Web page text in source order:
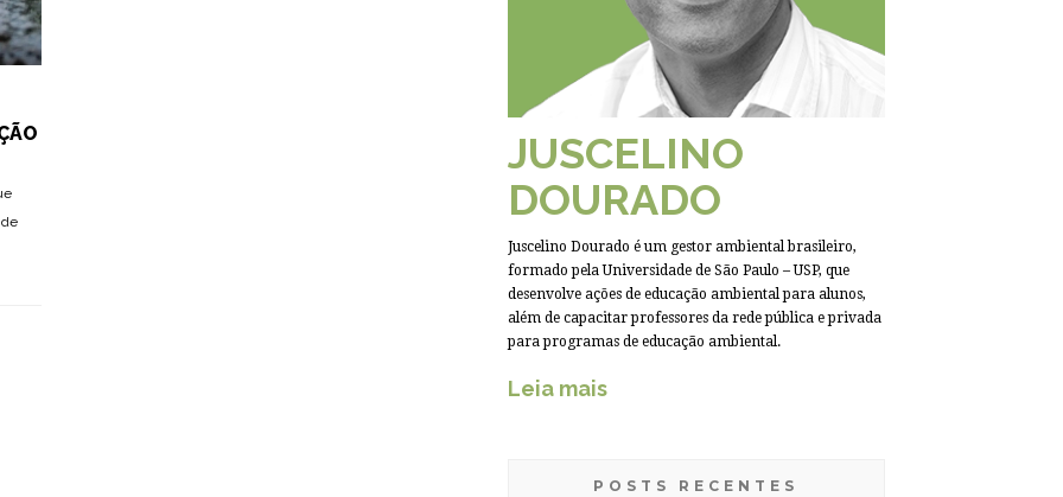
JUSCELINO
DOURADO
Juscelino Dourado é um gestor ambiental brasileiro,
formado pela Universidade de São Paulo – USP, que
desenvolve ações de educação ambiental para alunos,
além de capacitar professores da rede pública e privada
para programas de educação ambiental.
Leia mais
POSTS RECENTES